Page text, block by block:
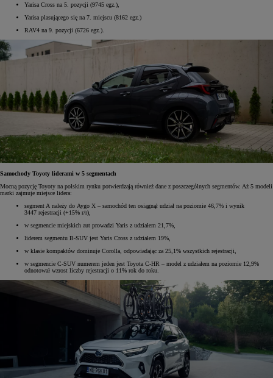
Yarisa Cross na 5. pozycji (9745 egz.),
Yarisa plasującego się na 7. miejscu (8162 egz.)
RAV4 na 9. pozycji (6726 egz.).
Samochody Toyoty liderami w 5 segmentach
Mocną pozycję Toyoty na polskim rynku potwierdzają również dane z poszczególnych segmentów. Aż 5 modeli
marki zajmuje miejsce lidera:
segment A należy do Aygo X – samochód ten osiągnął udział na poziomie 46,7% i wynik
3447 rejestracji (+15% r/r),
w segmencie miejskich aut prowadzi Yaris z udziałem 21,7%,
liderem segmentu B-SUV jest Yaris Cross z udziałem 19%,
w klasie kompaktów dominuje Corolla, odpowiadając za 25,1% wszystkich rejestracji,
w segmencie C-SUV numerem jeden jest Toyota C-HR – model z udziałem na poziomie 12,9%
odnotował wzrost liczby rejestracji o 11% rok do roku.